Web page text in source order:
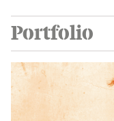
Portfolio